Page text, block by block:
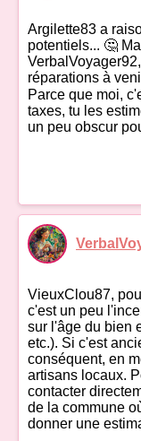
Argilette83 a
potentiels... 🤔
réparations à
Parce que moi,
taxes, tu les
un peu obscur
VieuxClou87,
c'est un peu
sur l'âge du bien
etc.). Si c'est
conséquent, en
artisans locaux.
contacter
de la commune
donner une